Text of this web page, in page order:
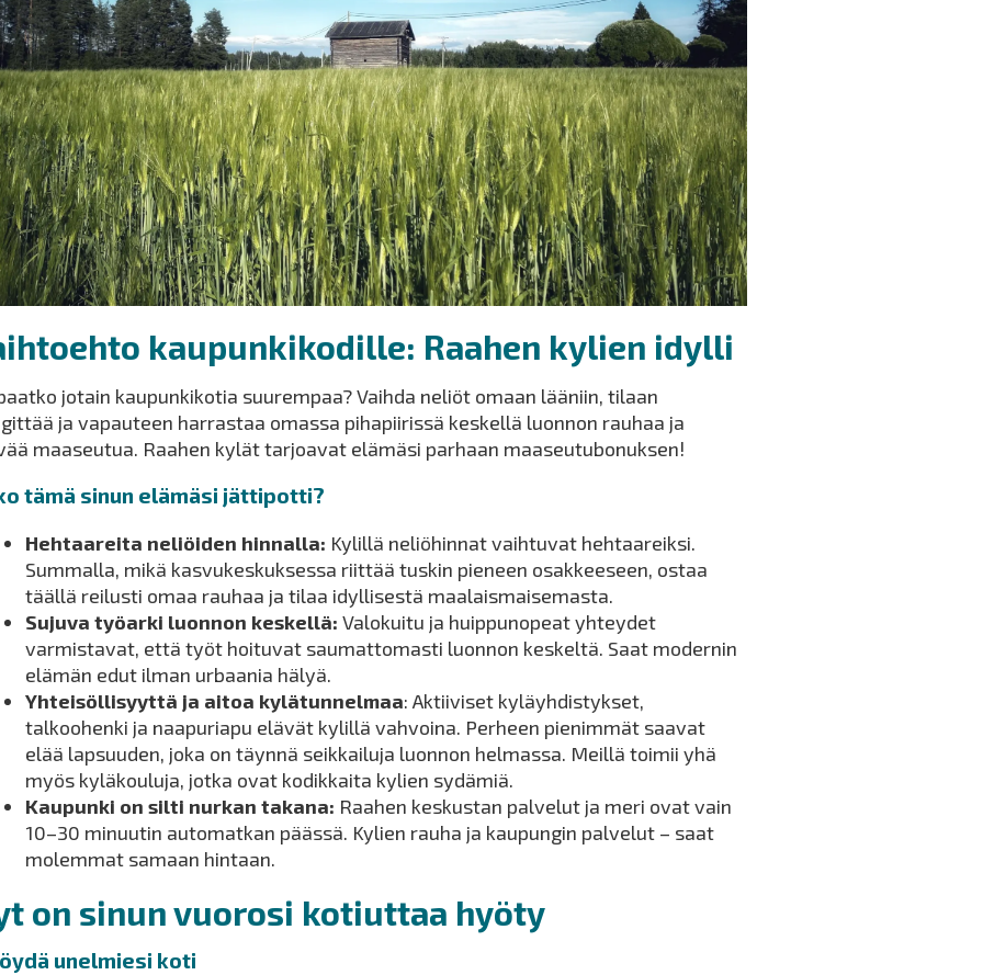
kaupunkikodille: Raahen kylien idylli
jotain kaupunkikotia suurempaa? Vaihda neliöt omaan lääniin, tilaan
ja vapauteen harrastaa omassa pihapiirissä keskellä luonnon rauhaa ja
maaseutua. Raahen kylät tarjoavat elämäsi parhaan maaseutubonuksen!
tämä sinun elämäsi jättipotti?
Hehtaareita neliöiden hinnalla: Kylillä neliöhinnat vaihtuvat hehtaareiksi.
Summalla, mikä kasvukeskuksessa riittää tuskin pieneen osakkeeseen, ostaa
täällä reilusti omaa rauhaa ja tilaa idyllisestä maalaismaisemasta.
Sujuva työarki luonnon keskellä: Valokuitu ja huippunopeat yhteydet
varmistavat, että työt hoituvat saumattomasti luonnon keskeltä. Saat modernin
elämän edut ilman urbaania hälyä.
Yhteisöllisyyttä ja aitoa kylätunnelmaa: Aktiiviset kyläyhdistykset,
talkoohenki ja naapuriapu elävät kylillä vahvoina. Perheen pienimmät saavat
elää lapsuuden, joka on täynnä seikkailuja luonnon helmassa. Meillä toimii yhä
myös kyläkouluja, jotka ovat kodikkaita kylien sydämiä.
Kaupunki on silti nurkan takana: Raahen keskustan palvelut ja meri ovat vain
10–30 minuutin automatkan päässä. Kylien rauha ja kaupungin palvelut – saat
molemmat samaan hintaan.
on sinun vuorosi kotiuttaa hyöty
unelmiesi koti